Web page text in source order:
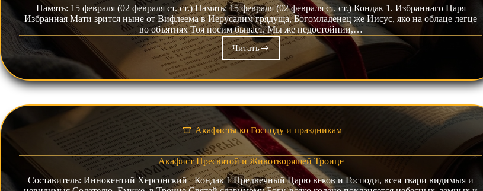
Память: 15 февраля (02 февраля ст. ст.) Память: 15 февраля (02 февраля ст. ст.) Кондак 1. Избраннаго Царя
Избранная Мати зрится ныне от Вифлеема в Иерусалим грядуща, Богомладенец же Иисус, яко на облаце легце
во объятиях Тоя носим бывает. Мы же недостойнии,…
ЧитатьАкафист
Сретению
Господню
Акафисты ко Господу и праздникам
Акафист Пресвятой и Животворящей Троице
Составитель: Иннокентий Херсонский Кондак 1 Пред­веч­ный Ца­рю ве­ков и Гос­по­ди, всея тва­ри ви­ди­мыя и